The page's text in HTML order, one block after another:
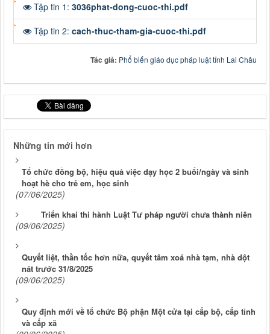
Tập tin 1: 3036phat-dong-cuoc-thi.pdf
Tập tin 2: cach-thuc-tham-gia-cuoc-thi.pdf
Tác giả: Phổ biến giáo dục pháp luật tỉnh Lai Châu
Những tin mới hơn
Tổ chức đồng bộ, hiệu quả việc dạy học 2 buổi/ngày và sinh
hoạt hè cho trẻ em, học sinh
(07/06/2025)
Triển khai thi hành Luật Tư pháp người chưa thành niên
(09/06/2025)
Quyết liệt, thần tốc hơn nữa, quyết tâm xoá nhà tạm, nhà dột
nát trước 31/8/2025
(09/06/2025)
Quy định mới về tổ chức Bộ phận Một cửa tại cấp bộ, cấp tỉnh
và cấp xã